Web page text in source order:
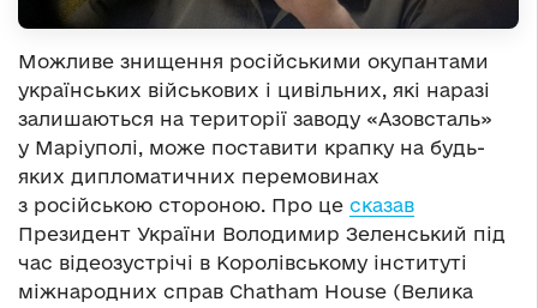
Можливе знищення російськими окупантами
українських військових і цивільних, які наразі
залишаються на території заводу «Азовсталь»
у Маріуполі, може поставити крапку на будь-
яких дипломатичних перемовинах
з російською стороною. Про це сказав
Президент України Володимир Зеленський під
час відеозустрічі в Королівському інституті
міжнародних справ Chatham House (Велика